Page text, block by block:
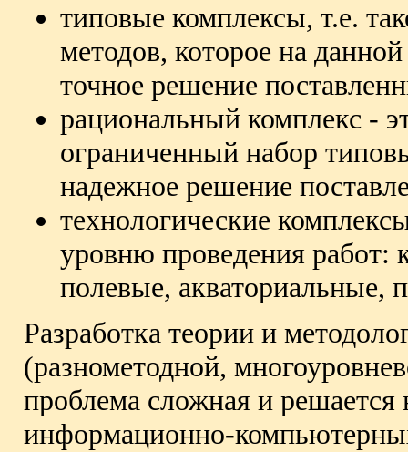
типовые комплексы, т.е.
методов, которое на
точное решение
рациональный комплекс -
ограниченный набор
надежное решение
технологические
уровню проведения работ:
полевые, акваториальные,
Разработка теории и
(разнометодной,
проблема сложная и решается
информационно-